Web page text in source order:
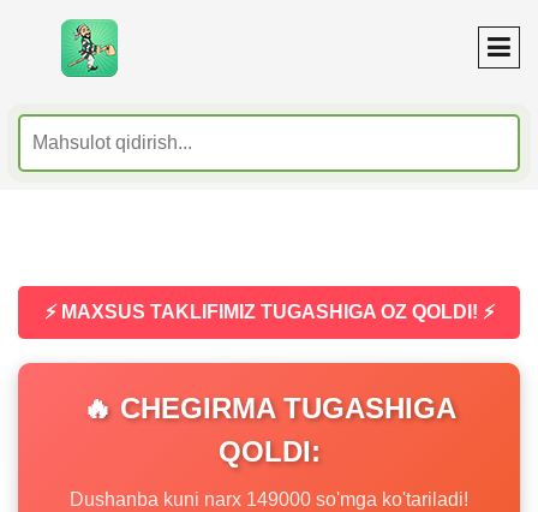
⚡ MAXSUS TAKLIFIMIZ TUGASHIGA OZ QOLDI! ⚡
🔥 CHEGIRMA TUGASHIGA
QOLDI:
Dushanba kuni narx 149000 so'mga ko'tariladi!